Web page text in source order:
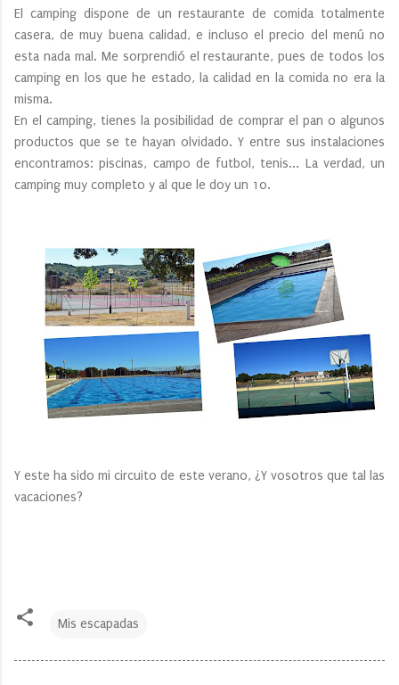
El camping dispone de un restaurante de comida totalmente
casera, de muy buena calidad, e incluso el precio del menú no
esta nada mal. Me sorprendió el restaurante, pues de todos los
camping en los que he estado, la calidad en la comida no era la
misma.
En el camping, tienes la posibilidad de comprar el pan o algunos
productos que se te hayan olvidado. Y entre sus instalaciones
encontramos: piscinas, campo de futbol, tenis... La verdad, un
camping muy completo y al que le doy un 10.
Y este ha sido mi circuito de este verano, ¿Y vosotros que tal las
vacaciones?
Mis escapadas